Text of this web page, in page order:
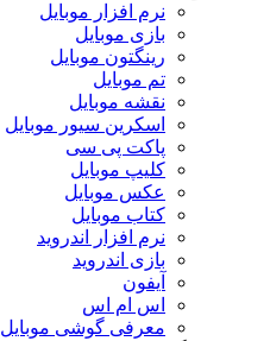
نرم افزار موبایل
بازی موبایل
رینگتون موبایل
تم موبایل
نقشه موبایل
اسکرین سیور موبایل
پاکت پی سی
کلیپ موبایل
عکس موبایل
کتاب موبایل
نرم افزار اندروید
بازی اندروید
آیفون
اس ام اس
معرفی گوشی موبایل